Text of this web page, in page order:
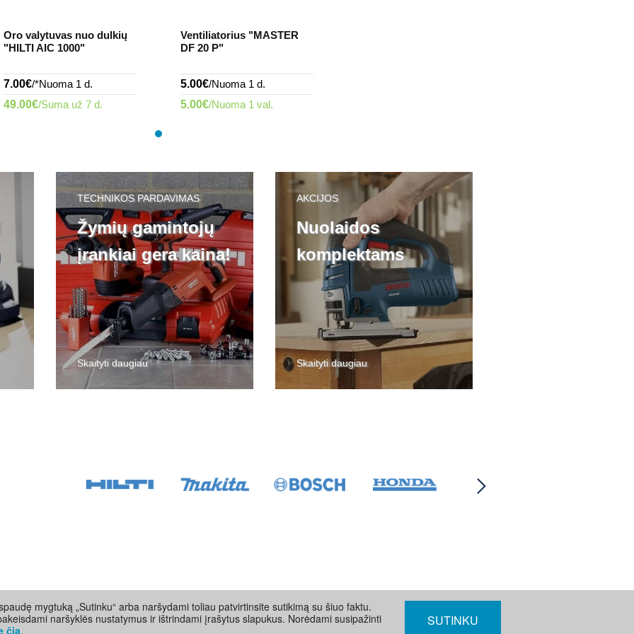
Oro valytuvas nuo dulkių
"HILTI AIC 1000"
7.00€/*Nuoma 1 d.
49.00€/Suma už 7 d.
Ventiliatorius "MASTER
DF 20 P"
5.00€/Nuoma 1 d.
5.00€/Nuoma 1 val.
TECHNIKOS PARDAVIMAS
Žymių gamintojų
įrankiai gera kaina!
Skaityti daugiau
AKCIJOS
Nuolaidos
komplektams
Skaityti daugiau
2026-08-07
mygtuką „Sutinku“ arba naršydami toliau patvirtinsite sutikimą su šiuo faktu.
naršyklės nustatymus ir ištrindami įrašytus slapukus. Norėdami susipažinti
čia.
SUTINKU